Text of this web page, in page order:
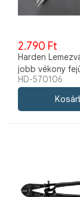
2.790 Ft
Harden
jobb vékony
áttételes 570106
HD-570106